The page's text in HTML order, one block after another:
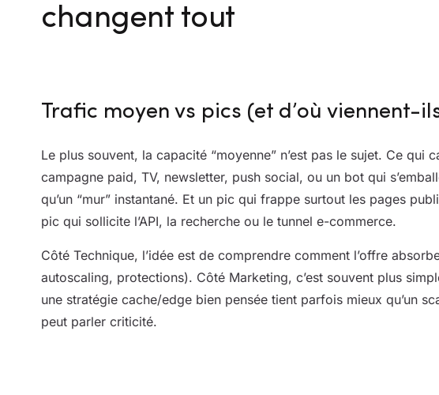
changent tout
Trafic moyen vs pics (et d’où viennent-
Le plus souvent, la capacité “moyenne” n’est pas le sujet. Ce qui
campagne paid, TV, newsletter, push social, ou un bot qui
qu’un “mur” instantané. Et un pic qui frappe surtout les pages
pic qui sollicite l’API, la recherche ou le tunnel e-commerce.
Côté Technique, l’idée est de comprendre comment l’offre
autoscaling, protections). Côté Marketing, c’est souvent plus
une stratégie cache/edge bien pensée tient parfois mieux qu’un
peut parler criticité.